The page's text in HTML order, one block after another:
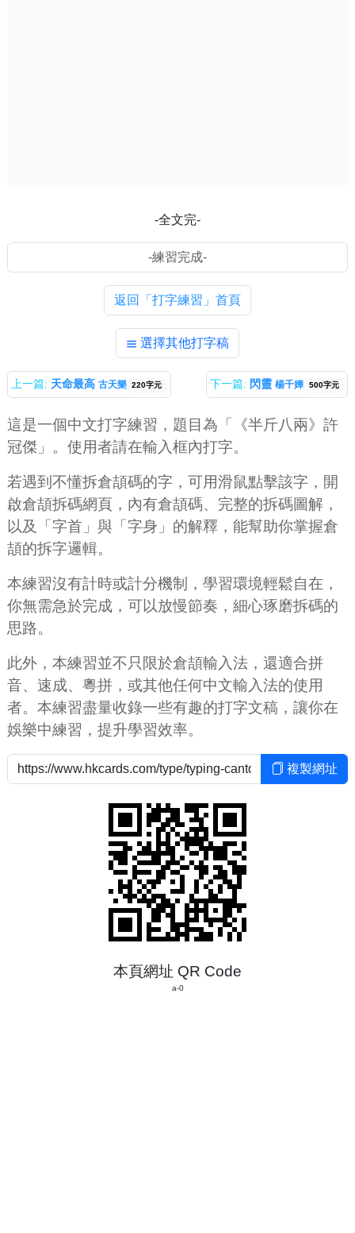
-全文完-
返回「打字練習」首頁
選擇其他打字稿
上一篇: 天命最高 古天樂 220字元 下一篇: 閃靈 楊千嬅 500字元
這是一個中文打字練習，題目為「《半斤八兩》許
冠傑」。使用者請在輸入框內打字。
若遇到不懂拆倉頡碼的字，可用滑鼠點擊該字，開
啟倉頡拆碼網頁，內有倉頡碼、完整的拆碼圖解，
以及「字首」與「字身」的解釋，能幫助你掌握倉
頡的拆字邏輯。
本練習沒有計時或計分機制，學習環境輕鬆自在，
你無需急於完成，可以放慢節奏，細心琢磨拆碼的
思路。
此外，本練習並不只限於倉頡輸入法，還適合拼
音、速成、粵拼，或其他任何中文輸入法的使用
者。本練習盡量收錄一些有趣的打字文稿，讓你在
娛樂中練習，提升學習效率。
複製網址
本頁網址 QR Code
a-0